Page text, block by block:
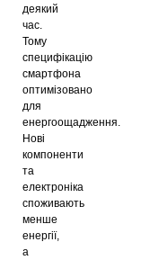
деякий
час.
Тому
специфікацію
смартфона
оптимізовано
для
енергоощадження.
Нові
компоненти
та
електроніка
споживають
менше
енергії,
а